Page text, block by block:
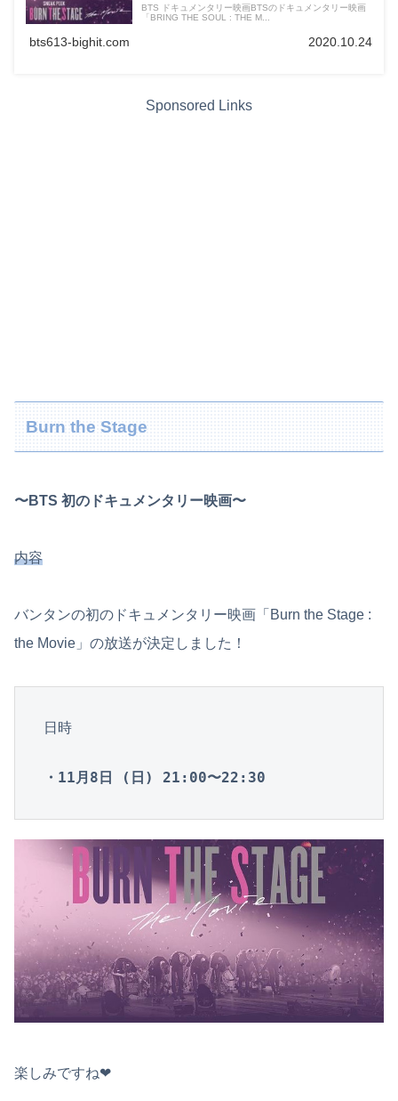
BTS ドキュメンタリー映画BTSのドキュメンタリー映画
「BRING THE SOUL : THE M...
bts613-bighit.com 2020.10.24
Sponsored Links
Burn the Stage
〜BTS 初のドキュメンタリー映画〜
内容
バンタンの初のドキュメンタリー映画「Burn the Stage :
the Movie」の放送が決定しました！
日時
・11月8日 (日) 21:00〜22:30
楽しみですね❤︎